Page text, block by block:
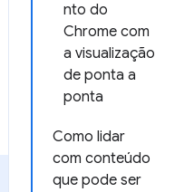
nto do
Chrome com
a visualização
de ponta a
ponta
Como lidar
com conteúdo
que pode ser